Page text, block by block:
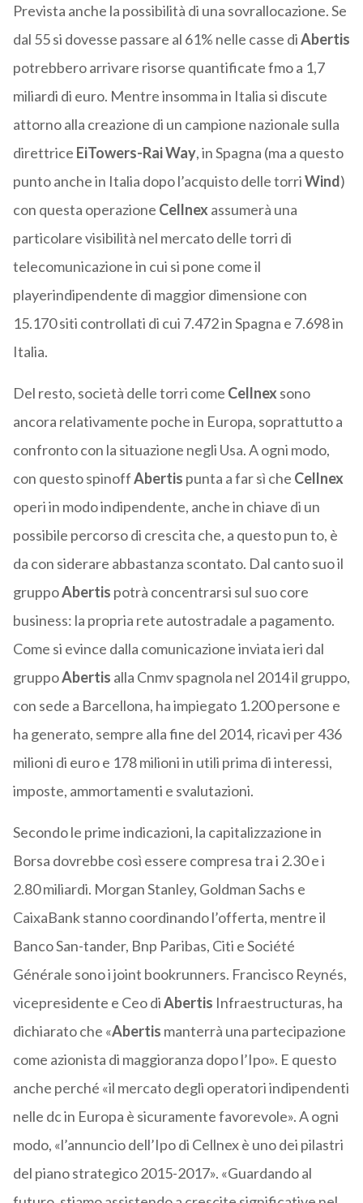
Prevista anche la possibilità di una sovrallocazione. Se
dal 55 si dovesse passare al 61% nelle casse diAbertis
potrebbero arrivare risorse quantificate fmo a 1,7
miliardi di euro. Mentre insomma in Italia si discute
attorno alla creazione di un campione nazionale sulla
direttrice EiTowers-Rai Way, in Spagna (ma a questo
punto anche in Italia dopo l’acquisto delle torriWind)
con questa operazione Cellnexassumerà una
particolare visibilità nel mercato delle torri di
telecomunicazione in cui si pone come il
playerindipendente di maggior dimensione con
15.170 siti controllati di cui 7.472 in Spagna e 7.698 in
Italia.
Del resto, società delle torri come Cellnexsono
ancora relativamente poche in Europa, soprattutto a
confronto con la situazione negli Usa. A ogni modo,
con questo spinoffAbertis punta a far sì che Cellnex
operi in modo indipendente, anche in chiave di un
possibile percorso di crescita che, a questo pun to, è
da con siderare abbastanza scontato. Dal canto suo il
gruppoAbertis potrà concentrarsi sul suo core
business: la propria rete autostradale a pagamento.
Come si evince dalla comunicazione inviata ieri dal
gruppoAbertis alla Cnmv spagnola nel 2014 il gruppo,
con sede a Barcellona, ha impiegato 1.200 persone e
ha generato, sempre alla fine del 2014, ricavi per 436
milioni di euro e 178 milioni in utili prima di interessi,
imposte, ammortamenti e svalutazioni.
Secondo le prime indicazioni, la capitalizzazione in
Borsa dovrebbe così essere compresa tra i 2.30 e i
2.80 miliardi. Morgan Stanley, Goldman Sachs e
CaixaBank stanno coordinando l’offerta, mentre il
Banco San-tander, Bnp Paribas, Citi e Société
Générale sono i joint bookrunners. Francisco Reynés,
vicepresidente e Ceo diAbertis Infraestructuras, ha
dichiarato che «Abertis manterrà una partecipazione
come azionista di maggioranza dopo l’Ipo». E questo
anche perché «il mercato degli operatori indipendenti
nelle dc in Europa è sicuramente favorevole». A ogni
modo, «l’annuncio dell’Ipo di Cellnex è uno dei pilastri
del piano strategico 2015-2017». «Guardando al